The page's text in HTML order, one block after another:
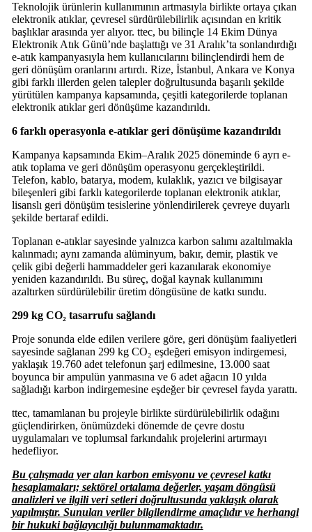
Teknolojik ürünlerin kullanımının artmasıyla birlikte ortaya çıkan
elektronik atıklar, çevresel sürdürülebilirlik açısından en kritik
başlıklar arasında yer alıyor. ttec, bu bilinçle 14 Ekim Dünya
Elektronik Atık Günü’nde başlattığı ve 31 Aralık’ta sonlandırdığı
e-atık kampanyasıyla hem kullanıcılarını bilinçlendirdi hem de
geri dönüşüm oranlarını artırdı. Rize, İstanbul, Ankara ve Konya
gibi farklı illerden gelen talepler doğrultusunda başarılı şekilde
yürütülen kampanya kapsamında, çeşitli kategorilerde toplanan
elektronik atıklar geri dönüşüme kazandırıldı.
6 farklı operasyonla e-atıklar geri dönüşüme kazandırıldı
Kampanya kapsamında Ekim–Aralık 2025 döneminde 6 ayrı e-
atık toplama ve geri dönüşüm operasyonu gerçekleştirildi.
Telefon, kablo, batarya, modem, kulaklık, yazıcı ve bilgisayar
bileşenleri gibi farklı kategorilerde toplanan elektronik atıklar,
lisanslı geri dönüşüm tesislerine yönlendirilerek çevreye duyarlı
şekilde bertaraf edildi.
Toplanan e-atıklar sayesinde yalnızca karbon salımı azaltılmakla
kalınmadı; aynı zamanda alüminyum, bakır, demir, plastik ve
çelik gibi değerli hammaddeler geri kazanılarak ekonomiye
yeniden kazandırıldı. Bu süreç, doğal kaynak kullanımını
azaltırken sürdürülebilir üretim döngüsüne de katkı sundu.
299 kg CO₂ tasarrufu sağlandı
Proje sonunda elde edilen verilere göre, geri dönüşüm faaliyetleri
sayesinde sağlanan 299 kg CO₂ eşdeğeri emisyon indirgemesi,
yaklaşık 19.760 adet telefonun şarj edilmesine, 13.000 saat
boyunca bir ampulün yanmasına ve 6 adet ağacın 10 yılda
sağladığı karbon indirgemesine eşdeğer bir çevresel fayda yarattı.
ttec, tamamlanan bu projeyle birlikte sürdürülebilirlik odağını
güçlendirirken, önümüzdeki dönemde de çevre dostu
uygulamaları ve toplumsal farkındalık projelerini artırmayı
hedefliyor.
Bu çalışmada yer alan karbon emisyonu ve çevresel katkı
hesaplamaları; sektörel ortalama değerler, yaşam döngüsü
analizleri ve ilgili veri setleri doğrultusunda yaklaşık olarak
yapılmıştır. Sunulan veriler bilgilendirme amaçlıdır ve herhangi
bir hukuki bağlayıcılığı bulunmamaktadır.